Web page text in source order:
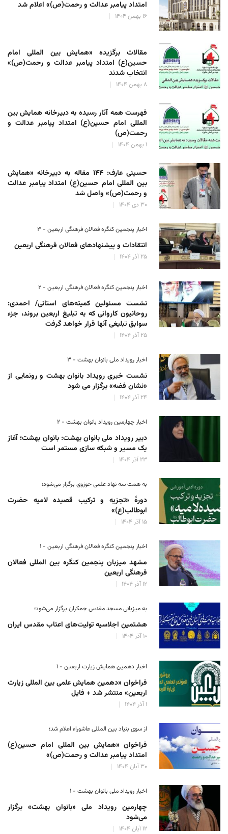
امتداد پیامبر عدالت و رحمت(ص)» اعلام شد
۱۶ بهمن ۱۴۰۴
مقالات برگزیده «همایش بین المللی امام
حسین(ع) امتداد پیامبر عدالت و رحمت(ص)»
انتخاب شدند
۸ بهمن ۱۴۰۴
فهرست همه آثار رسیده به دبیرخانه همایش بین
المللی امام حسین(ع) امتداد پیامبر عدالت و
رحمت(ص)
۱ بهمن ۱۴۰۴
حسینی عارف: ۱۴۴ مقاله به دبیرخانه «همایش
بین المللی امام حسین(ع) امتداد پیامبر عدالت
و رحمت(ص)» واصل شد
۳۰ دی ۱۴۰۴
اخبار پنجمین کنگره فعالان فرهنگی اربعین - ۳
انتقادات و پیشنهادهای فعالان فرهنگی اربعین
۲۵ آذر ۱۴۰۴
اخبار پنجمین کنگره فعالان فرهنگی اربعین - ۲
نشست مسئولین کمیته‌های استانی/ احمدی:
روحانیون کاروانی که به تبلیغ اربعین بروند، جزء
سوابق تبلیغی آنها قرار خواهد گرفت
۲۵ آذر ۱۴۰۴
اخبار رویداد ملی بانوان بهشت - ۳
نشست خبری رویداد بانوان بهشت و رونمایی از
«نشان فضه» برگزار می شود
۲۴ آذر ۱۴۰۴
اخبار چهارمین رویداد بانوان بهشت - ۲
دبیر رویداد ملی بانوان بهشت: بانوان بهشت؛ آغاز
یک مسیر و شبکه سازی مستمر است
۲۳ آذر ۱۴۰۴
به همت سه نهاد علمی حوزوی برگزار می‌شود؛
دورهٔ «تجزیه و ترکیب قصیده لامیه حضرت
ابوطالب(ع)»
۱۵ آذر ۱۴۰۴
اخبار پنجمین کنگره فعالان فرهنگی اربعین - ۱
مشهد میزبان پنجمین کنگره بین المللی فعالان
فرهنگی اربعین
۱۲ آذر ۱۴۰۴
به میزبانی مسجد مقدس جمکران برگزار می‌شود؛
هشتمین اجلاسیه تولیت‌های اعتاب مقدس ایران
۱۰ آذر ۱۴۰۴
اخبار دهمین همایش زیارت اربعین - ۱
فراخوان «دهمین همایش علمی بین المللی زیارت
اربعین» منتشر شد + فایل
۱ آذر ۱۴۰۴
از سوی بنیاد بین المللی عاشوراء اعلام شد؛
فراخوان «همایش بین المللی امام حسین(ع)
امتداد پیامبر عدالت و رحمت(ص)»
۳۰ آبان ۱۴۰۴
اخبار رویداد ملی بانوان بهشت - ۱
چهارمین رویداد ملی «بانوان بهشت» برگزار
می‌شود
۱۲ آبان ۱۴۰۴